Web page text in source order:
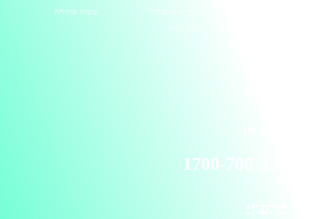
שעות פתיחה
1700-700-334
טלפון: